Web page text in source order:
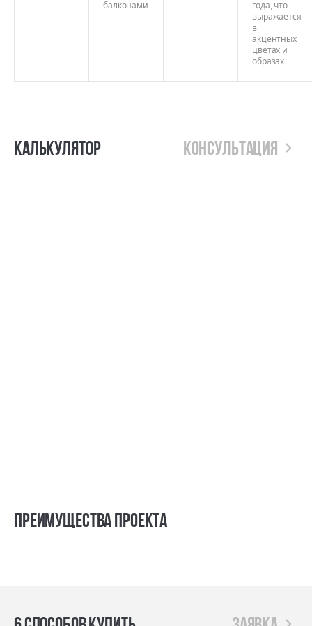
балконами.
года, что
выражается
в
акцентных
цветах и
образах.
Калькулятор Консультация
Преимущества проекта